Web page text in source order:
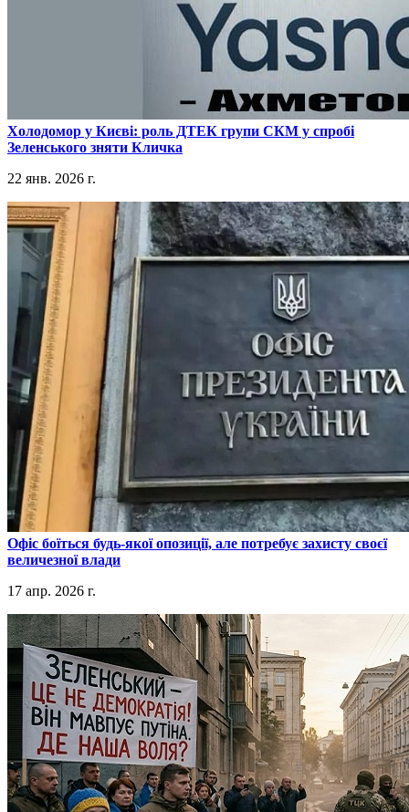
​Холодомор у Києві: роль ДТЕК групи СКМ у спробі
Зеленського зняти Кличка
22 янв. 2026 г.
​Офіс боїться будь-якої опозиції, але потребує захисту своєї
величезної влади
17 апр. 2026 г.